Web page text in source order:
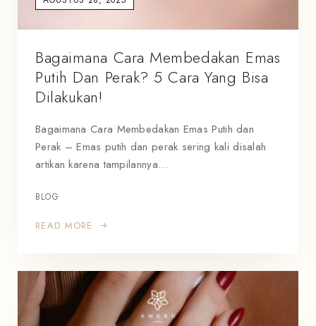
Bagaimana Cara Membedakan Emas
Putih Dan Perak? 5 Cara Yang Bisa
Dilakukan!
Bagaimana Cara Membedakan Emas Putih dan
Perak – Emas putih dan perak sering kali disalah
artikan karena tampilannya…
BLOG
READ MORE